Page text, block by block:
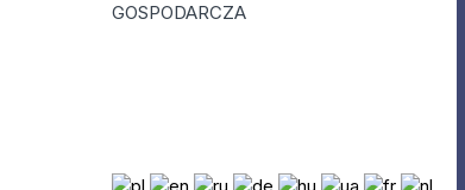
GOSPODARCZA